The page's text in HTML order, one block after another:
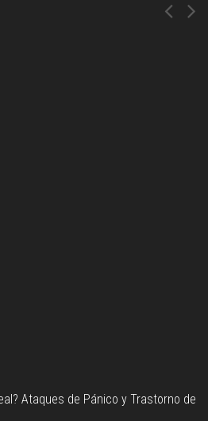
de Pánico y Trastorno de